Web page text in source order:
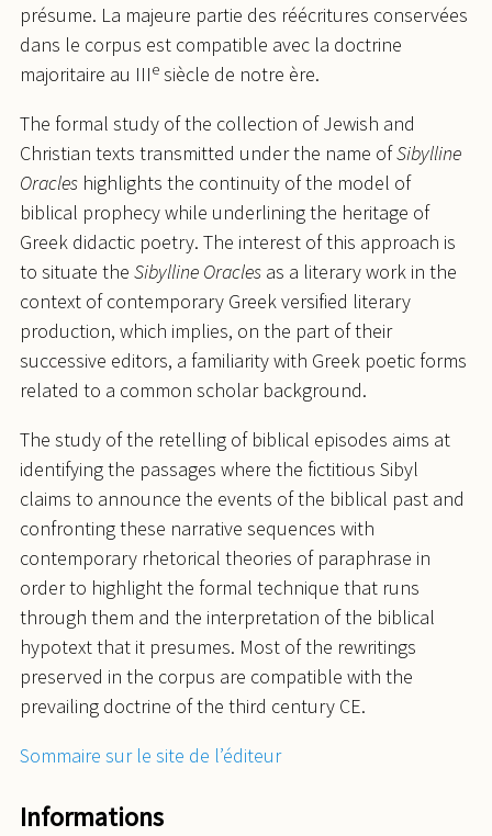
présume. La majeure partie des réécritures conservées
dans le corpus est compatible avec la doctrine
majoritaire au IIIe siècle de notre ère.
The formal study of the collection of Jewish and
Christian texts transmitted under the name ofSibylline
Oracles highlights the continuity of the model of
biblical prophecy while underlining the heritage of
Greek didactic poetry. The interest of this approach is
to situate the Sibylline Oracles as a literary work in the
context of contemporary Greek versified literary
production, which implies, on the part of their
successive editors, a familiarity with Greek poetic forms
related to a common scholar background.
The study of the retelling of biblical episodes aims at
identifying the passages where the fictitious Sibyl
claims to announce the events of the biblical past and
confronting these narrative sequences with
contemporary rhetorical theories of paraphrase in
order to highlight the formal technique that runs
through them and the interpretation of the biblical
hypotext that it presumes. Most of the rewritings
preserved in the corpus are compatible with the
prevailing doctrine of the third century CE.
Sommaire sur le site de l’éditeur
Informations